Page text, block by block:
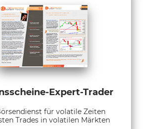
Expert-Trader
für volatile Zeiten
Trades in volatilen Märkten